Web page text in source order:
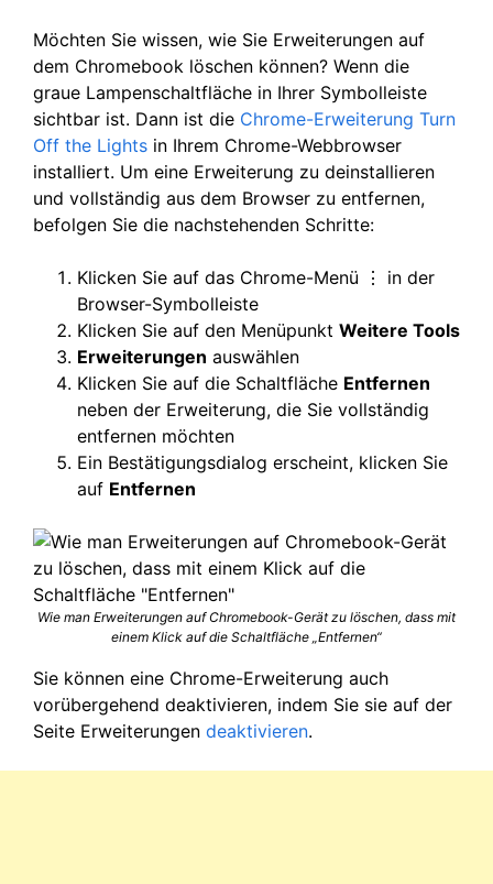
Möchten Sie wissen, wie Sie Erweiterungen auf
dem Chromebook löschen können? Wenn die
graue Lampenschaltfläche in Ihrer Symbolleiste
sichtbar ist. Dann ist die Chrome-Erweiterung Turn
Off the Lights in Ihrem Chrome-Webbrowser
installiert. Um eine Erweiterung zu deinstallieren
und vollständig aus dem Browser zu entfernen,
befolgen Sie die nachstehenden Schritte:
Klicken Sie auf das Chrome-Menü ⋮ in der
Browser-Symbolleiste
Klicken Sie auf den Menüpunkt Weitere Tools
Erweiterungen auswählen
Klicken Sie auf die Schaltfläche Entfernen
neben der Erweiterung, die Sie vollständig
entfernen möchten
Ein Bestätigungsdialog erscheint, klicken Sie
auf Entfernen
Wie man Erweiterungen auf Chromebook-Gerät zu löschen, dass mit
einem Klick auf die Schaltfläche „Entfernen“
Sie können eine Chrome-Erweiterung auch
vorübergehend deaktivieren, indem Sie sie auf der
Seite Erweiterungen deaktivieren.